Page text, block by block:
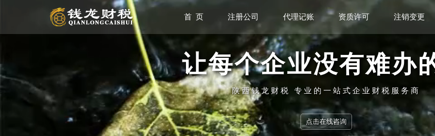
首 页 注册公司 代理记账 资质许可 注销变更
让每个企业没有难办
陕西钱龙财税 专业的一站式企业财税服务商
点击在线咨询